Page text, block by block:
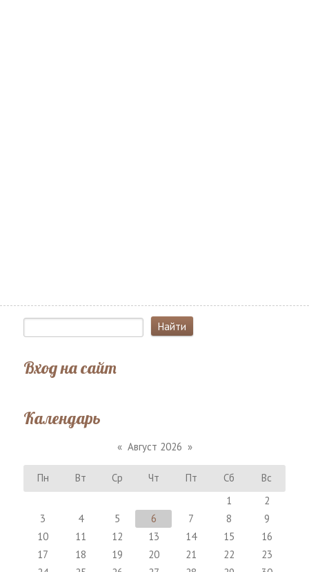
Вход на сайт
Календарь
« Август 2026 »
Пн Вт Ср Чт Пт Сб
Вс
1
2
3
4 5 6 7 8
9
10
11 12 13 14 15
16
17
18 19 20 21 22
23